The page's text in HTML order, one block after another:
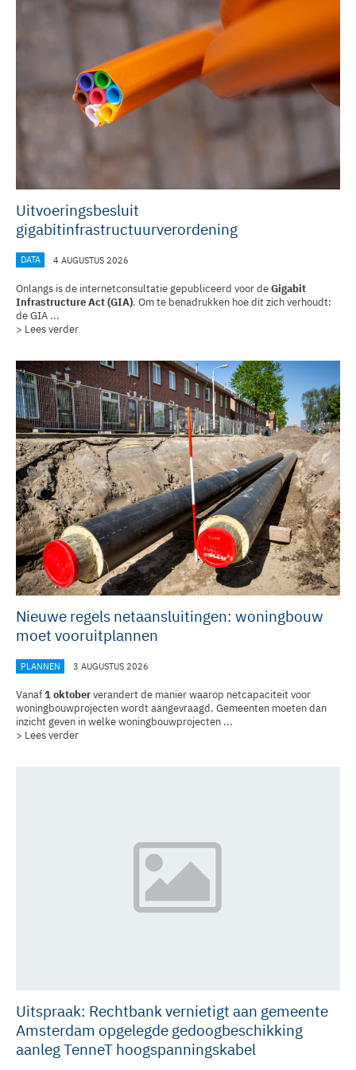
Uitvoeringsbesluit
gigabitinfrastructuurverordening
DATA 4 AUGUSTUS 2026
Onlangs is de internetconsultatie gepubliceerd voor deGigabit
Infrastructure Act (GIA). Om te benadrukken hoe dit zich verhoudt:
de GIA ...
> Lees verder
Nieuwe regels netaansluitingen: woningbouw
moet vooruitplannen
PLANNEN 3 AUGUSTUS 2026
Vanaf1 oktoberverandert de manier waarop netcapaciteit voor
woningbouwprojecten wordt aangevraagd. Gemeenten moeten dan
inzicht geven in welke woningbouwprojecten ...
> Lees verder
Uitspraak: Rechtbank vernietigt aan gemeente
Amsterdam opgelegde gedoogbeschikking
aanleg TenneT hoogspanningskabel